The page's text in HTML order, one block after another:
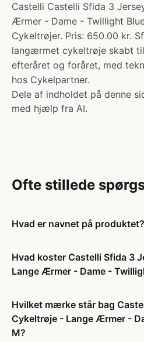
Castelli Castelli Sfida 3
Ærmer - Dame - Twillight
Cykeltrøjer. Pris: 650.00 kr.
langærmet cykeltrøje skabt
efteråret og foråret, med
hos Cykelpartner.
Dele af indholdet på denne
med hjælp fra AI.
Ofte stillede
Hvad er navnet på produktet?
Hvad koster Castelli Sfida 3
Lange Ærmer - Dame -
Hvilket mærke står bag
Cykeltrøje - Lange Ærmer -
M?